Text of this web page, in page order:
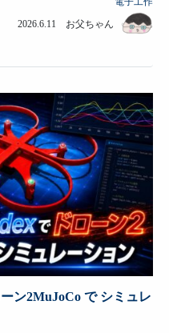
2026.6.11 お父ちゃん
ン2MuJoCo で シミュレ